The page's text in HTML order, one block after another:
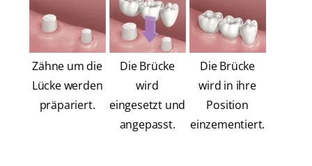
Zähne um die
Lücke werden
präpariert.
Die Brücke
wird
eingesetzt und
angepasst.
Die Brücke
wird in ihre
Position
einzementiert.